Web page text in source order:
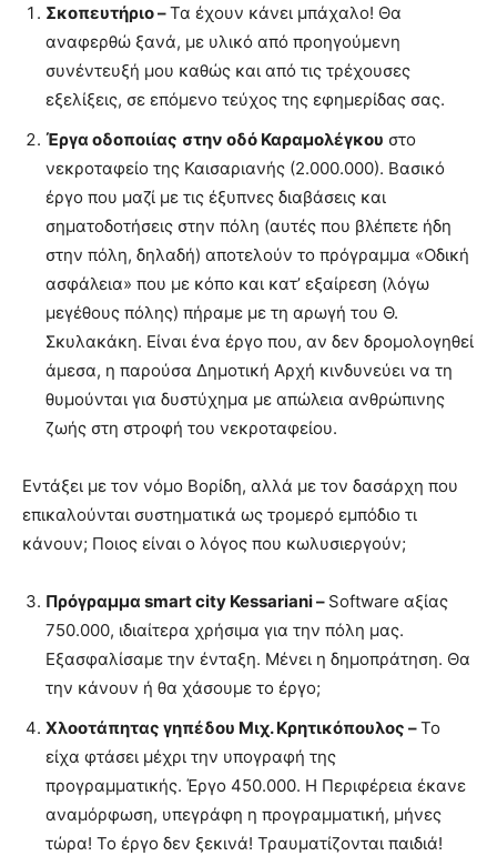
Σκοπευτήριο –Τα έχουν κάνει μπάχαλο! Θα
αναφερθώ ξανά, με υλικό από προηγούμενη
συνέντευξή μου καθώς και από τις τρέχουσες
εξελίξεις, σε επόμενο τεύχος της εφημερίδας σας.
Έργα οδοποιίας στην οδό Καραμολέγκου στο
νεκροταφείο της Καισαριανής (2.000.000). Βασικό
έργο που μαζί με τις έξυπνες διαβάσεις και
σηματοδοτήσεις στην πόλη (αυτές που βλέπετε ήδη
στην πόλη, δηλαδή) αποτελούν το πρόγραμμα «Οδική
ασφάλεια» που με κόπο και κατ’ εξαίρεση (λόγω
μεγέθους πόλης) πήραμε με τη αρωγή του Θ.
Σκυλακάκη. Είναι ένα έργο που, αν δεν δρομολογηθεί
άμεσα, η παρούσα Δημοτική Αρχή κινδυνεύει να τη
θυμούνται για δυστύχημα με απώλεια ανθρώπινης
ζωής στη στροφή του νεκροταφείου.
Εντάξει με τον νόμο Βορίδη, αλλά με τον δασάρχη που
επικαλούνται συστηματικά ως τρομερό εμπόδιο τι
κάνουν; Ποιος είναι ο λόγος που κωλυσιεργούν;
Πρόγραμμα smart city Kessariani – Software αξίας
750.000, ιδιαίτερα χρήσιμα για την πόλη μας.
Εξασφαλίσαμε την ένταξη. Μένει η δημοπράτηση. Θα
την κάνουν ή θα χάσουμε το έργο;
Χλοοτάπητας γηπέδου Μιχ. Κρητικόπουλος –Το
είχα φτάσει μέχρι την υπογραφή της
προγραμματικής. Έργο 450.000. Η Περιφέρεια έκανε
αναμόρφωση, υπεγράφη η προγραμματική, μήνες
τώρα! Το έργο δεν ξεκινά! Τραυματίζονται παιδιά!